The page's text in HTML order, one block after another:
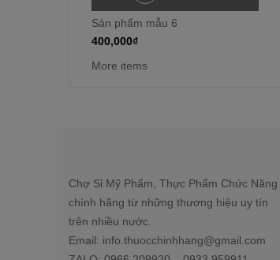
Sản phẩm mẫu 6
400,000₫
More items
Chợ Sỉ Mỹ Phẩm, Thực Phẩm Chức Năng
chính hãng từ những thương hiệu uy tín
trên nhiều nước.
Email: info.thuocchinhhang@gmail.com